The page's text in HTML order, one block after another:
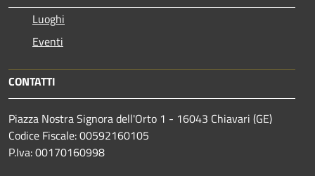
Luoghi
Eventi
CONTATTI
Piazza Nostra Signora dell'Orto 1 - 16043 Chiavari (GE)
Codice Fiscale: 00592160105
P.Iva: 00170160998